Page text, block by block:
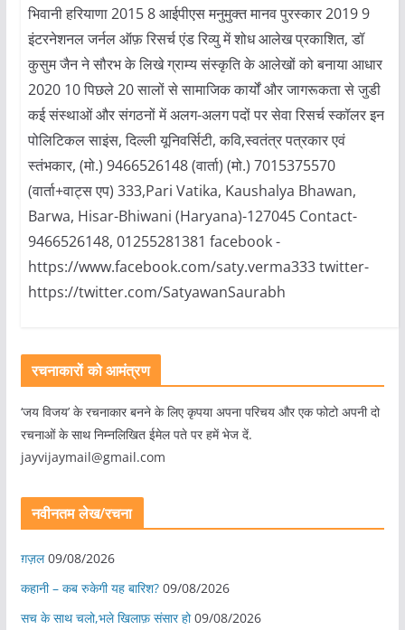
भिवानी हरियाणा 2015 8 आईपीएस मनुमुक्त मानव पुरस्कार 2019 9
इंटरनेशनल जर्नल ऑफ़ रिसर्च एंड रिव्यु में शोध आलेख प्रकाशित, डॉ
कुसुम जैन ने सौरभ के लिखे ग्राम्य संस्कृति के आलेखों को बनाया आधार
2020 10 पिछले 20 सालों से सामाजिक कार्यों और जागरूकता से जुडी
कई संस्थाओं और संगठनों में अलग-अलग पदों पर सेवा रिसर्च स्कॉलर इन
पोलिटिकल साइंस, दिल्ली यूनिवर्सिटी, कवि,स्वतंत्र पत्रकार एवं
स्तंभकार, (मो.) 9466526148 (वार्ता) (मो.) 7015375570
(वार्ता+वाट्स एप) 333,Pari Vatika, Kaushalya Bhawan,
Barwa, Hisar-Bhiwani (Haryana)-127045 Contact-
9466526148, 01255281381 facebook -
https://www.facebook.com/saty.verma333 twitter-
https://twitter.com/SatyawanSaurabh
रचनाकारों को आमंत्रण
‘जय विजय’ के रचनाकार बनने के लिए कृपया अपना परिचय और एक फोटो अपनी दो
रचनाओं के साथ निम्नलिखित ईमेल पते पर हमें भेज दें.
jayvijaymail@gmail.com
नवीनतम लेख/रचना
ग़ज़ल 09/08/2026
कहानी – कब रुकेगी यह बारिश? 09/08/2026
सच के साथ चलो,भले खिलाफ़ संसार हो 09/08/2026